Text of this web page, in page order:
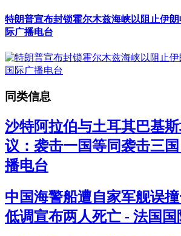
特朗普宣布封锁霍尔木兹海峡以阻止伊
际广播电台
同类信息
沙特阿拉伯与土耳其巴基
议：袭击一国等同袭击三
播电台
中国海警船遭自家军舰误
低调宣布两人死亡 - 法国国